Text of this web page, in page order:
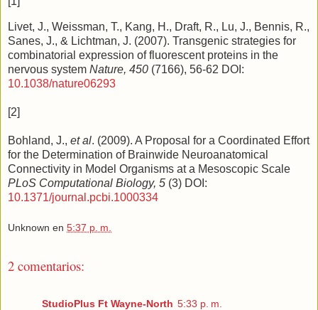
Livet, J., Weissman, T., Kang, H., Draft, R., Lu, J., Bennis, R.,
Sanes, J., & Lichtman, J. (2007). Transgenic strategies for
combinatorial expression of fluorescent proteins in the
nervous system Nature, 450 (7166), 56-62 DOI:
10.1038/nature06293
[2]
Bohland, J., et al. (2009). A Proposal for a Coordinated Effort
for the Determination of Brainwide Neuroanatomical
Connectivity in Model Organisms at a Mesoscopic Scale
PLoS Computational Biology, 5 (3) DOI:
10.1371/journal.pcbi.1000334
Unknown en 5:37 p. m.
2 comentarios:
StudioPlus Ft Wayne-North 5:33 p. m.